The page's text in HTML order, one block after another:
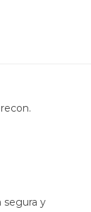
segura y